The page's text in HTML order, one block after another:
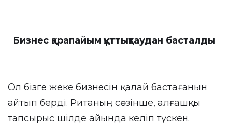
Бизнес қарапайым құттықтаудан басталды
Ол бізге жеке бизнесін қалай бастағанын
айтып берді. Ританың сөзінше, алғашқы
тапсырыс шілде айында келіп түскен.